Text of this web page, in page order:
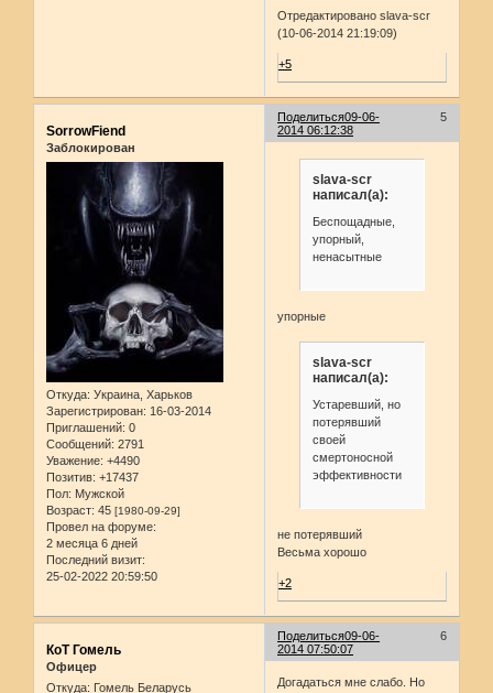
Отредактировано slava-scr
(10-06-2014 21:19:09)
+5
Поделиться 5
09-06-
2014 06:12:38
SorrowFiend
Заблокирован
Откуда: Украина, Харьков
Зарегистрирован: 16-03-2014
Приглашений: 0
Сообщений: 2791
Уважение: +4490
Позитив: +17437
Пол: Мужской
Возраст: 45 [1980-09-29]
Провел на форуме:
2 месяца 6 дней
Последний визит:
25-02-2022 20:59:50
slava-scr
написал(а):
Беспощадные,
упорный,
ненасытные
упорные
slava-scr
написал(а):
Устаревший, но
потерявший
своей
смертоносной
эффективности
не потерявший
Весьма хорошо
+2
Поделиться 6
09-06-
2014 07:50:07
КоТ Гомель
Офицер
Откуда: Гомель Беларусь
Догадаться мне слабо. Но